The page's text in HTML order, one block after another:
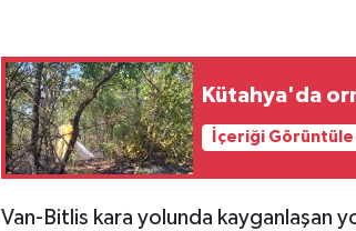
Kütahya'da
İçeriği Görüntüle
Van-Bitlis kara yolunda kayganlaşan